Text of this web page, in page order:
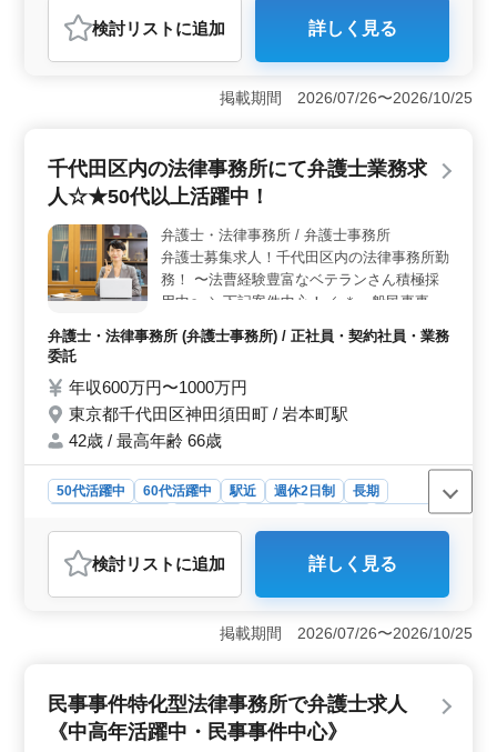
おすすめポイント
＜高給与と幅広い業務内容＞ 年収650万円から1000万
円という高い給与水準が魅力です。また、法人・個人を
問わず幅広い法律案件に対応することで、多様な経験を
す。 ＜働きやすい環境と柔軟な雇用形態＞ 残業が
少なめで、週休2日制（土日祝休み）、長期休暇も充実し
多様な雇用形態があり、個々のライフスタイルやキャリ
アプランに応じて柔軟に働ける環境が整っています。特
に、中高年層が活躍している職場である点も注目ポイン
トです。 ＜アクセスの良さと職場環境＞ 勤務地は
場の平均年齢は45.3歳と幅広い年代のスタッフが在籍し
ており、特に中高年のベテラン弁護士が多数活躍してい
ます。これにより、経験豊富な同僚と共に働くことで、
安心して業務を遂行できる環境が整っています。
検討リスト に追加 詳しく見る
掲載期間 2026/07/26〜2026/10/25
千代田区内の法律事務所にて弁護士業務求
人☆★50代以上活躍中！
弁護士・法律事務所 / 弁護士事務所
弁護士募集求人！千代田区内の法律事務所勤
務！ 〜法曹経験豊富なベテランさん積極採
用中〜 ＼下記案件中心！／ ＊一般民事事件
再生、任意整理 ・未払い残業代請求 ・不動
見契約 ・離婚問題 ・不倫慰謝料 ・遺言書作
成 ・相続 等 ◎備考 ・社会保険完備 ・個人
受任可能 お気軽にお問い合わせください ご
弁護士・法律事務所 (弁護士事務所) / 正社員・契約社員・業務
委託
年収600万円〜1000万円
東京都千代田区神田須田町 / 岩本町駅
42歳 / 最高年齢 66歳
50代活躍中 60代活躍中 駅近 週休2日制
長期
業務委託
おすすめポイント
＜法律事務所での弁護士業務への積極採用＞ 千代田区
内の法律事務所では、幅広い民事事件や家事事件に対応
する経験豊富な弁護士を積極的に募集しています。特
ができます。駅近で通勤も便利で、家庭との両立もしや
すい環境です。 ＜担当案件の多様性と専門性＞ 一
検討リスト に追加 詳しく見る
掲載期間 2026/07/26〜2026/10/25
民事事件特化型法律事務所で弁護士求人
《中高年活躍中・民事事件中心》